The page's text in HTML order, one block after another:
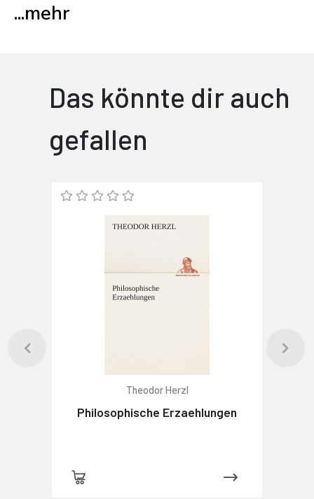
...mehr
Das könnte dir auch
gefallen
Theodor Herzl
Philosophische Erzaehlungen